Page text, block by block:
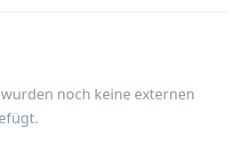
noch keine externen